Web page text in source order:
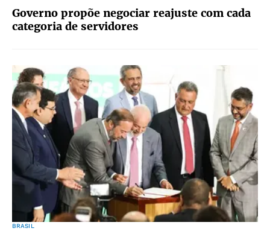
Governo propõe negociar reajuste com cada
categoria de servidores
BRASIL